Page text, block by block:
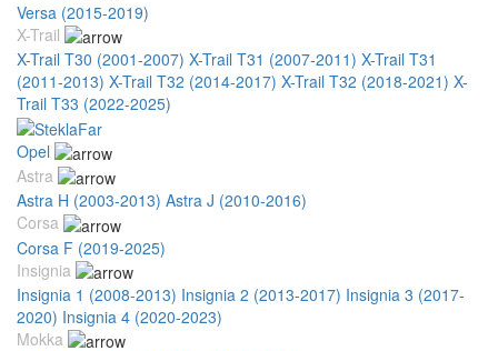
Versa (2015-2019)
X-Trail
X-Trail T30 (2001-2007) X-Trail T31 (2007-2011) X-Trail T31
(2011-2013) X-Trail T32 (2014-2017) X-Trail T32 (2018-2021) X-
Trail T33 (2022-2025)
Opel
Astra
Astra H (2003-2013) Astra J (2010-2016)
Corsa
Corsa F (2019-2025)
Insignia
Insignia 1 (2008-2013) Insignia 2 (2013-2017) Insignia 3 (2017-
2020) Insignia 4 (2020-2023)
Mokka